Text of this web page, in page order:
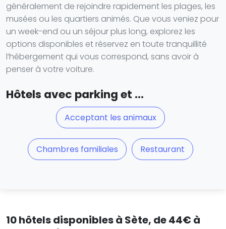
généralement de rejoindre rapidement les plages, les
musées ou les quartiers animés. Que vous veniez pour
un week-end ou un séjour plus long, explorez les
options disponibles et réservez en toute tranquillité
l’hébergement qui vous correspond, sans avoir à
penser à votre voiture.
Hôtels avec parking et ...
Acceptant les animaux
Chambres familiales Restaurant
10 hôtels disponibles à Sète, de 44€ à